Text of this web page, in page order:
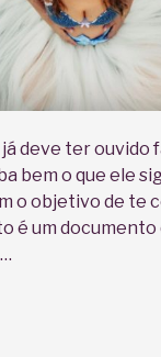
deve ter ouvido
bem o que ele
o objetivo de te
é um